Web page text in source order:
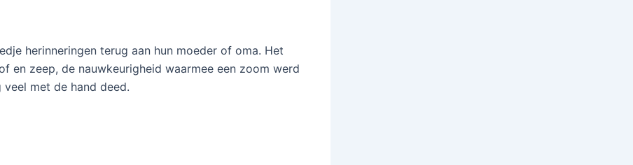
herinneringen terug aan hun moeder of oma. Het
en zeep, de nauwkeurigheid waarmee een zoom werd
met de hand deed.